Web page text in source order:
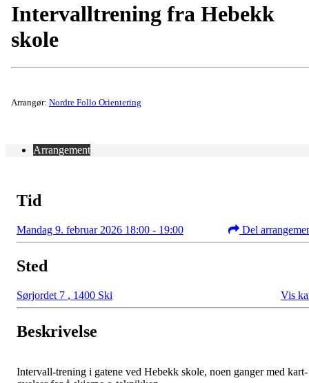
Intervalltrening fra Hebekk
skole
Arrangør: Nordre Follo Orientering
Arrangement
Tid
Mandag 9. februar 2026 18:00 - 19:00 Del
Sted
Sørjordet 7 , 1400 Ski Vis
Beskrivelse
Intervall-trening i gatene ved Hebekk skole, noen ganger med kart-